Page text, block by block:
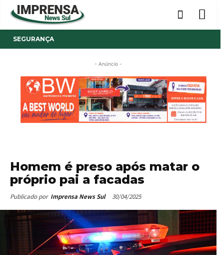
SEGURANÇA
- Anúncio -
Homem é preso após matar o
próprio pai a facadas
Publicado por Imprensa News Sul 30/04/2025